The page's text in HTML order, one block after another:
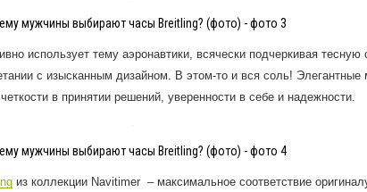
мужчины выбирают часы Breitling? (фото) - фото 3
использует тему аэронавтики, всячески подчеркивая
с изысканным дизайном. В этом-то и вся соль! Элегантные
в принятии решений, уверенности в себе и надежности.
мужчины выбирают часы Breitling? (фото) - фото 4
из коллекции Navitimer – максимальное соответствие